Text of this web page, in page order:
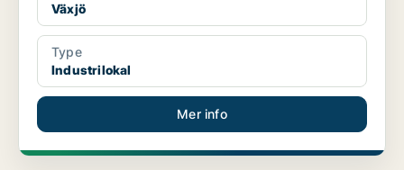
Växjö
Type
Industrilokal
Mer info